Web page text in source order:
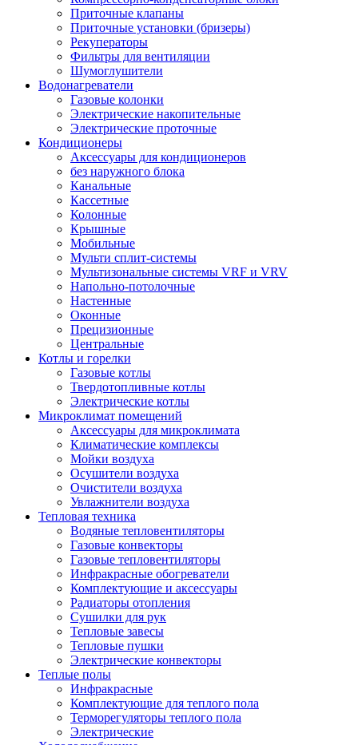
Приточные клапаны
Приточные установки (бризеры)
Рекуператоры
Фильтры для вентиляции
Шумоглушители
Водонагреватели
Газовые колонки
Электрические накопительные
Электрические проточные
Кондиционеры
Аксессуары для кондиционеров
без наружного блока
Канальные
Кассетные
Колонные
Крышные
Мобильные
Мульти сплит-системы
Мультизональные системы VRF и VRV
Напольно-потолочные
Настенные
Оконные
Прецизионные
Центральные
Котлы и горелки
Газовые котлы
Твердотопливные котлы
Электрические котлы
Микроклимат помещений
Аксессуары для микроклимата
Климатические комплексы
Мойки воздуха
Осушители воздуха
Очистители воздуха
Увлажнители воздуха
Тепловая техника
Водяные тепловентиляторы
Газовые конвекторы
Газовые тепловентиляторы
Инфракрасные обогреватели
Комплектующие и аксессуары
Радиаторы отопления
Сушилки для рук
Тепловые завесы
Тепловые пушки
Электрические конвекторы
Теплые полы
Инфракрасные
Комплектующие для теплого пола
Терморегуляторы теплого пола
Электрические